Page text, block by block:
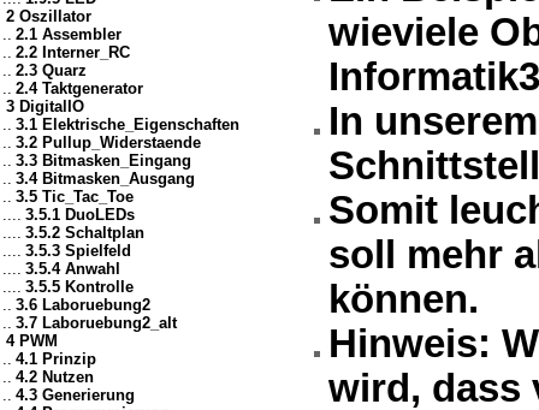
2 Oszillator
.. 2.1 Assembler
.. 2.2 Interner_RC
.. 2.3 Quarz
.. 2.4 Taktgenerator
3 DigitalIO
.. 3.1 Elektrische_Eigenschaften
.. 3.2 Pullup_Widerstaende
.. 3.3 Bitmasken_Eingang
.. 3.4 Bitmasken_Ausgang
.. 3.5 Tic_Tac_Toe
.... 3.5.1 DuoLEDs
.... 3.5.2 Schaltplan
.... 3.5.3 Spielfeld
.... 3.5.4 Anwahl
.... 3.5.5 Kontrolle
.. 3.6 Laboruebung2
.. 3.7 Laboruebung2_alt
4 PWM
.. 4.1 Prinzip
.. 4.2 Nutzen
.. 4.3 Generierung
wieviele
In
Somit
soll mehr
können.
Hinweis:
wird, dass